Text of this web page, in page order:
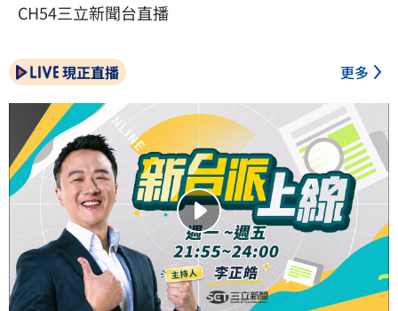
CH54三立新聞台直播
現正直播 更多